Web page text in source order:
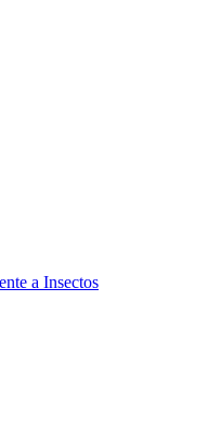
a Insectos